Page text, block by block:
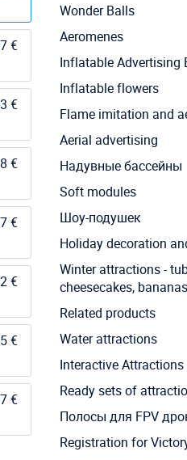
€
€
€
€
€
€
€
Wonder Balls
Aeromenes
Inflatable Advertising
Inflatable flowers
Flame imitation and
Aerial advertising
Надувные бассейны
Soft modules
Шоу-подушек
Holiday decoration
Winter attractions -
cheesecakes, bananas
Related products
Water attractions
Interactive Attractions
Ready sets of
Полосы для FPV
Registration for